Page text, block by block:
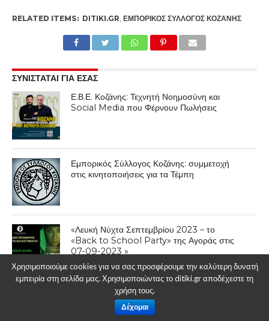
RELATED ITEMS: DITIKI.GR ΕΜΠΟΡΙΚΌΣ ΣΎΛΛΟΓΟΣ ΚΟΖΆΝΗΣ
ΣΥΝΙΣΤΑΤΑΙ ΓΙΑ ΕΣΑΣ
Ε.Β.Ε. Κοζάνης: Τεχνητή Νοημοσύνη και
Social Media που Φέρνουν Πωλήσεις
Εμπορικός Σύλλογος Κοζάνης: συμμετοχή
στις κινητοποιήσεις για τα Τέμπη
«Λευκή Νύχτα Σεπτεμβρίου 2023 – το
«Back to School Party» της Αγοράς στις
07-09-2023 »
Χρησιμοποιούμε cookies για να σας προσφέρουμε την καλύτερη δυνατή
εμπειρία στη σελίδα μας. Χρησιμοποιώντας το ditiki.gr αποδέχεστε τη
χρήση τους.
Δέχομαι